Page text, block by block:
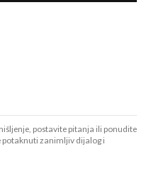
postavite pitanja ili ponudite
potaknuti zanimljiv dijalog i